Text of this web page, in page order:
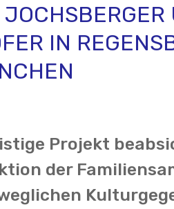
IN
Projekt
der